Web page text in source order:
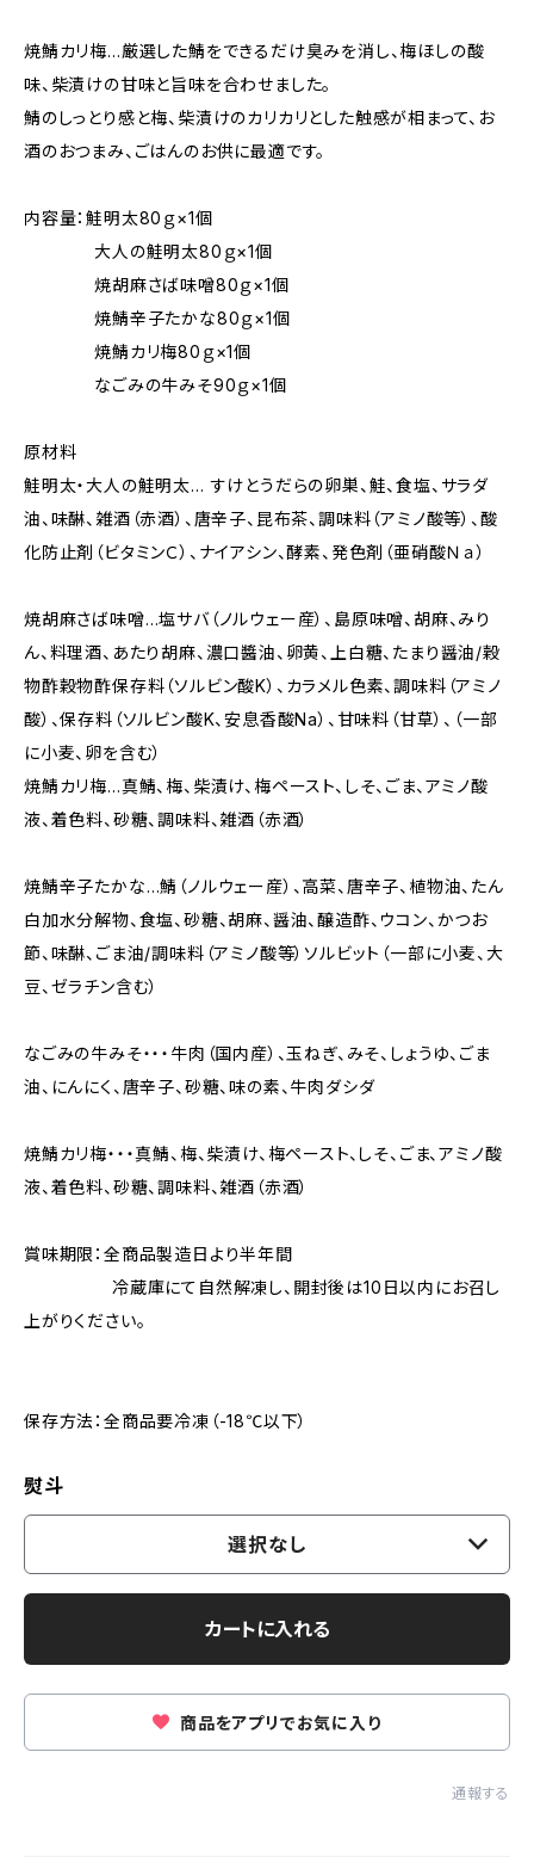
焼鯖カリ梅…厳選した鯖をできるだけ臭みを消し、梅ほしの酸
味、柴漬けの甘味と旨味を合わせました。
鯖のしっとり感と梅、柴漬けのカリカリとした触感が相まって、お
酒のおつまみ、ごはんのお供に最適です。
内容量：鮭明太80ｇ×1個
大人の鮭明太80ｇ×1個
焼胡麻さば味噌80ｇ×1個
焼鯖辛子たかな80ｇ×1個
焼鯖カリ梅80ｇ×1個
なごみの牛みそ90ｇ×1個
原材料
鮭明太・大人の鮭明太… すけとうだらの卵巣、鮭、食塩、サラダ
油、味醂、雑酒（赤酒）、唐辛子、昆布茶、調味料（アミノ酸等）、酸
化防止剤（ビタミンＣ）、ナイアシン、酵素、発色剤（亜硝酸Ｎａ）
焼胡麻さば味噌…塩サバ（ノルウェー産）、島原味噌、胡麻、みり
ん、料理酒、あたり胡麻、濃口醬油、卵黄、上白糖、たまり醤油/穀
物酢穀物酢保存料（ソルビン酸K）、カラメル色素、調味料（アミノ
酸）、保存料（ソルビン酸K、安息香酸Na）、甘味料（甘草）、（一部
に小麦、卵を含む）
焼鯖カリ梅…真鯖、梅、柴漬け、梅ペースト、しそ、ごま、アミノ酸
液、着色料、砂糖、調味料、雑酒（赤酒）
焼鯖辛子たかな…鯖（ノルウェー産）、高菜、唐辛子、植物油、たん
白加水分解物、食塩、砂糖、胡麻、醤油、醸造酢、ウコン、かつお
節、味醂、ごま油/調味料（アミノ酸等）ソルビット（一部に小麦、大
豆、ゼラチン含む）
なごみの牛みそ・・・牛肉（国内産）、玉ねぎ、みそ、しょうゆ、ごま
油、にんにく、唐辛子、砂糖、味の素、牛肉ダシダ
焼鯖カリ梅・・・真鯖、梅、柴漬け、梅ペースト、しそ、ごま、アミノ酸
液、着色料、砂糖、調味料、雑酒（赤酒）
賞味期限：全商品製造日より半年間
冷蔵庫にて自然解凍し、開封後は10日以内にお召し
上がりください。
保存方法：全商品要冷凍（-18℃以下）
熨斗
選択なし
カートに入れる
商品をアプリでお気に入り
通報する